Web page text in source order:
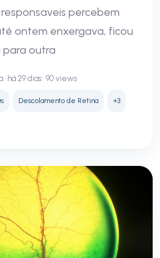
percebem
ontem enxergava, ficou
para outra
há 29 dias • 90 views
Descolamento de Retina +3